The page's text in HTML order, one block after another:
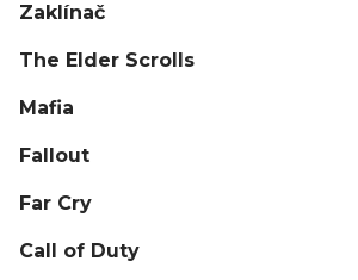
Zaklínač
The Elder Scrolls
Mafia
Fallout
Far Cry
Call of Duty